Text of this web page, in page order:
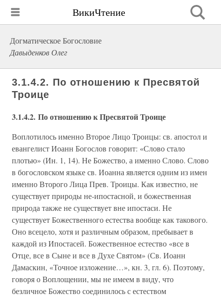
ВикиЧтение
Догматическое Богословие
Давыденков Олег
3.1.4.2. По отношению к Пресвятой
Троице
3.1.4.2. По отношению к Пресвятой Троице
Воплотилось именно Второе Лицо Троицы: св. апостол и
евангелист Иоанн Богослов говорит: «Слово стало
плотью» (Ин. 1, 14). Не Божество, а именно Слово. Слово
в богословском языке св. Иоанна является одним из имен
именно Второго Лица Прев. Троицы. Как известно, не
существует природы не-ипостасной, и божественная
природа также не существует вне ипостаси. Не
существует Божественного естества вообще как такового.
Оно всецело, хотя и различным образом, пребывает в
каждой из Ипостасей. Божественное естество «все в
Отце, все в Сыне и все в Духе Святом» (Св. Иоанн
Дамаскин, «Точное изложение…», кн. 3, гл. 6). Поэтому,
говоря о Воплощении, мы не имеем в виду, что
безличное Божество соединилось с естеством